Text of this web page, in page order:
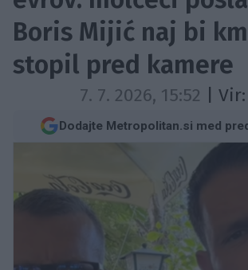
Boris Mijić naj bi
stopil pred kamere
7. 7. 2026, 15:52 | Vir:
Dodajte Metropolitan.si med